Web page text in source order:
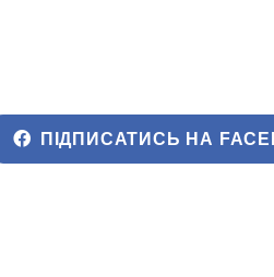
ПІДПИСАТИСЬ НА